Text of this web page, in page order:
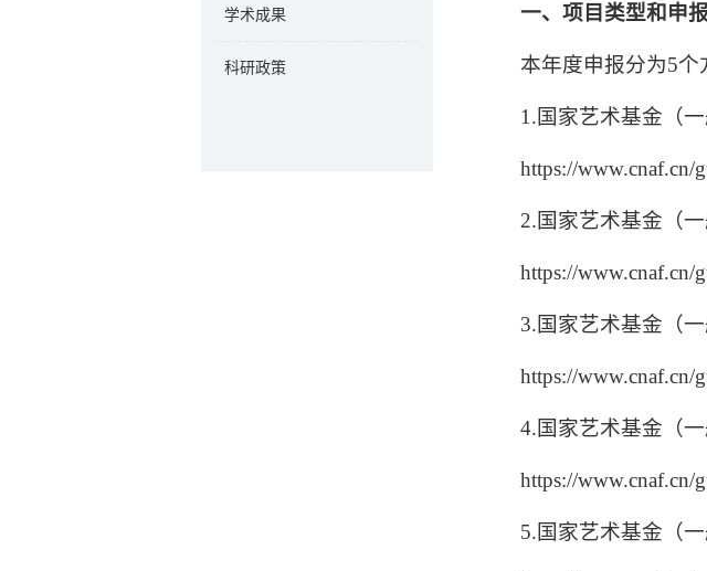
学术成果
科研政策
一、项目类型和申
本年度申报分为5个
1.国家艺术基金（
https://www.cnaf.cn/
2.国家艺术基金（
https://www.cnaf.cn/
3.国家艺术基金（
https://www.cnaf.cn/
4.国家艺术基金（
https://www.cnaf.cn/
5.国家艺术基金（